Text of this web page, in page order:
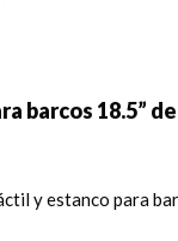
barcos 18.5”
y estanco para